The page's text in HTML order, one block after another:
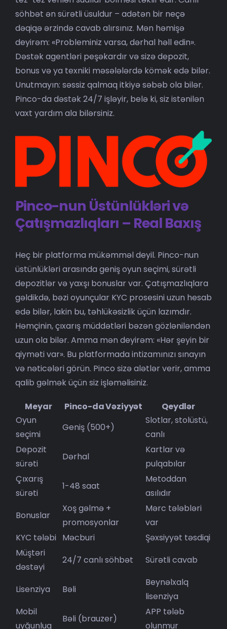
söhbət ən sürətli üsuldur – adətən bir neçə
dəqiqə ərzində cavab alırsınız. Mən həmişə
deyirəm: «Probleminiz varsa, dərhal həll edin».
Dəstək agentləri peşəkardır və sizə depozit,
bonus və ya texniki məsələlərdə kömək edə bilər.
Unutmayın: səssiz qalmaq itkiyə səbəb ola bilər.
Pinco-da dəstək 24/7 işləyir, belə ki, siz istənilən
vaxt yardım ala bilərsiniz.
Pinco-nun Üstünlükləri və
Çatışmazlıqları – Real Baxış
Heç bir platforma mükəmməl deyil. Pinco-nun
üstünlükləri arasında geniş oyun seçimi, sürətli
depozitlər və yaxşı bonuslar var. Çatışmazlıqlara
gəldikdə, bəzi oyunçular KYC prosesini uzun hesab
edə bilər, lakin bu, təhlükəsizlik üçün lazımdır.
Həmçinin, çıxarış müddətləri bəzən gözləniləndən
uzun ola bilər. Amma mən deyirəm: «Hər şeyin bir
qiyməti var». Bu platformada intizamınızı sınayın
və nəticələri görün. Pinco sizə alətlər verir, amma
qalib gəlmək üçün siz işləməlisiniz.
Meyar Pinco-da Vəziyyət
Qeydlər
Oyun
seçimi
Geniş (500+)
Slotlar, stolüstü,
canlı
Depozit
sürəti
Dərhal
Kartlar və
pulqabılar
Çıxarış
sürəti
1-48 saat
Metoddan
asılıdır
Bonuslar
Xoş gəlmə +
promosyonlar
Mərc tələbləri
var
KYC tələbi Məcburi
Şəxsiyyət təsdiqi
Müştəri
dəstəyi
24/7 canlı söhbət Sürətli cavab
Lisenziya Bəli
Beynəlxalq
lisenziya
Mobil
uyğunluq
Bəli (brauzer)
APP tələb
olunmur